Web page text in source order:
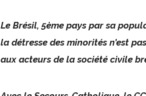
Le Brésil, 5ème pays par sa
la détresse des minorités n’est
aux acteurs de la société civile